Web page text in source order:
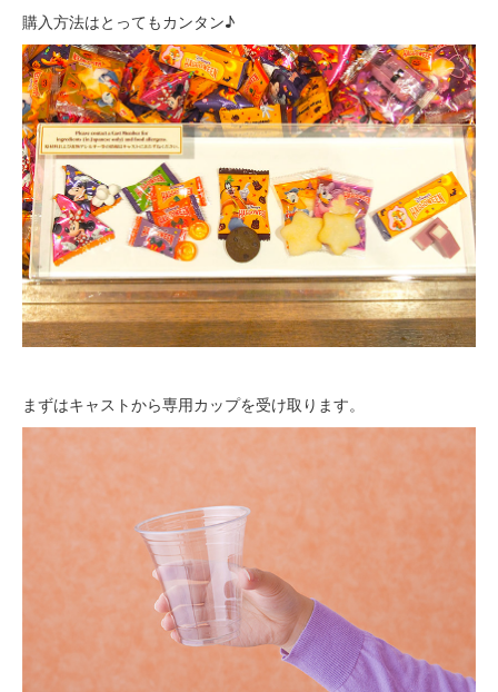
購入方法はとってもカンタン♪
まずはキャストから専用カップを受け取ります。